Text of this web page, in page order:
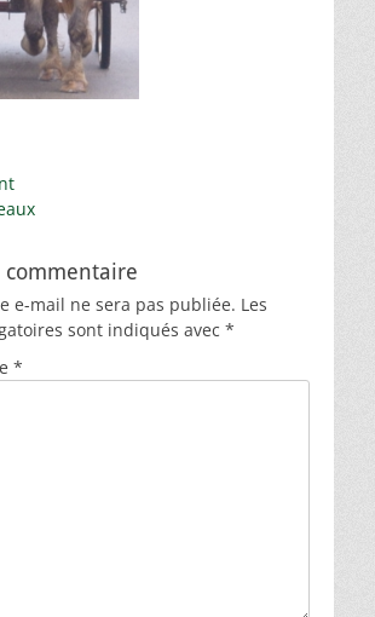
commentaire
e-mail ne sera pas publiée. Les
sont indiqués avec *
*